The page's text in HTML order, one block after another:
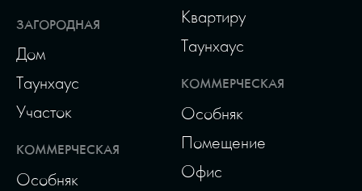
ЗАГОРОДНАЯ
Дом
Таунхаус
Участок
КОММЕРЧЕСКАЯ
Особняк
Квартиру
Таунхаус
КОММЕРЧЕСКАЯ
Особняк
Помещение
Офис